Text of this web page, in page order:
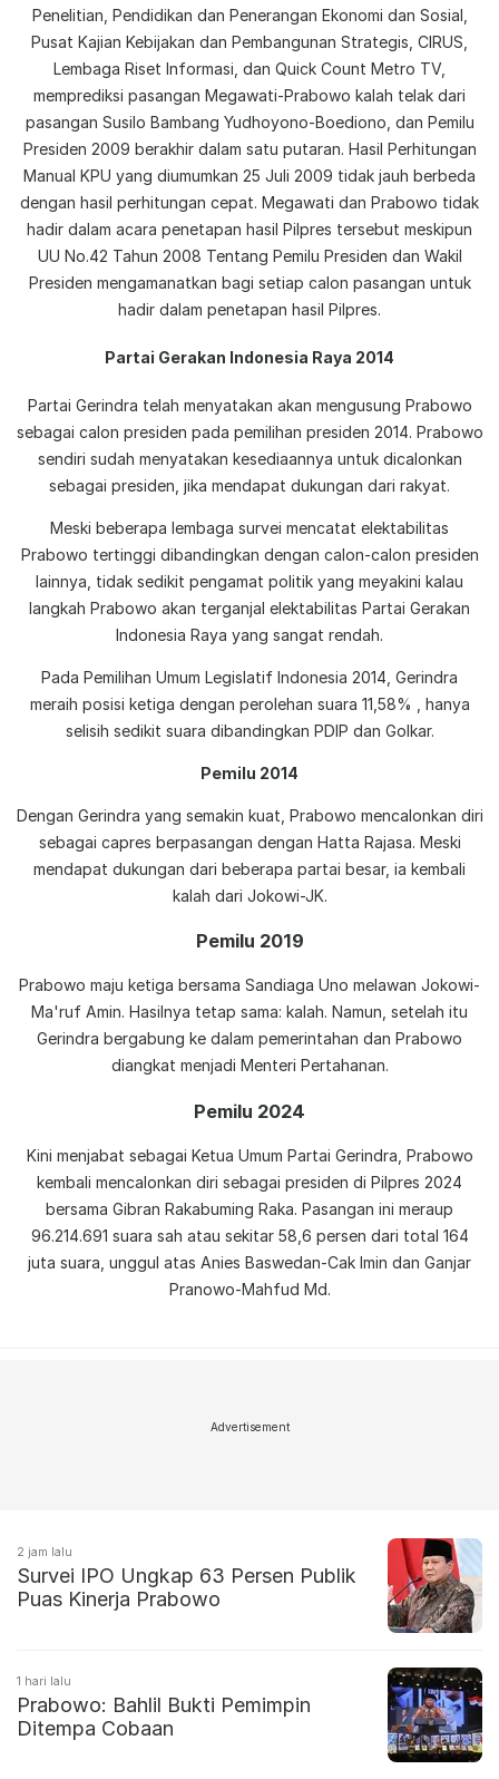
Penelitian, Pendidikan dan Penerangan Ekonomi dan Sosial,
Pusat Kajian Kebijakan dan Pembangunan Strategis, CIRUS,
Lembaga Riset Informasi, dan Quick Count Metro TV,
memprediksi pasangan Megawati-Prabowo kalah telak dari
pasangan Susilo Bambang Yudhoyono-Boediono, dan Pemilu
Presiden 2009 berakhir dalam satu putaran. Hasil Perhitungan
Manual KPU yang diumumkan 25 Juli 2009 tidak jauh berbeda
dengan hasil perhitungan cepat. Megawati dan Prabowo tidak
hadir dalam acara penetapan hasil Pilpres tersebut meskipun
UU No.42 Tahun 2008 Tentang Pemilu Presiden dan Wakil
Presiden mengamanatkan bagi setiap calon pasangan untuk
hadir dalam penetapan hasil Pilpres.
Partai Gerakan Indonesia Raya 2014
Partai Gerindra telah menyatakan akan mengusung Prabowo
sebagai calon presiden pada pemilihan presiden 2014. Prabowo
sendiri sudah menyatakan kesediaannya untuk dicalonkan
sebagai presiden, jika mendapat dukungan dari rakyat.
Meski beberapa lembaga survei mencatat elektabilitas
Prabowo tertinggi dibandingkan dengan calon-calon presiden
lainnya, tidak sedikit pengamat politik yang meyakini kalau
langkah Prabowo akan terganjal elektabilitas Partai Gerakan
Indonesia Raya yang sangat rendah.
Pada Pemilihan Umum Legislatif Indonesia 2014, Gerindra
meraih posisi ketiga dengan perolehan suara 11,58% , hanya
selisih sedikit suara dibandingkan PDIP dan Golkar.
Pemilu 2014
Dengan Gerindra yang semakin kuat, Prabowo mencalonkan diri
sebagai capres berpasangan dengan Hatta Rajasa. Meski
mendapat dukungan dari beberapa partai besar, ia kembali
kalah dari Jokowi-JK.
Pemilu 2019
Prabowo maju ketiga bersama Sandiaga Uno melawan Jokowi-
Ma'ruf Amin. Hasilnya tetap sama: kalah. Namun, setelah itu
Gerindra bergabung ke dalam pemerintahan dan Prabowo
diangkat menjadi Menteri Pertahanan.
Pemilu 2024
Kini menjabat sebagai Ketua Umum Partai Gerindra, Prabowo
kembali mencalonkan diri sebagai presiden di Pilpres 2024
bersama Gibran Rakabuming Raka. Pasangan ini meraup
96.214.691 suara sah atau sekitar 58,6 persen dari total 164
juta suara, unggul atas Anies Baswedan-Cak Imin dan Ganjar
Pranowo-Mahfud Md.
Advertisement
2 jam lalu
Survei IPO Ungkap 63 Persen Publik
Puas Kinerja Prabowo
1 hari lalu
Prabowo: Bahlil Bukti Pemimpin
Ditempa Cobaan